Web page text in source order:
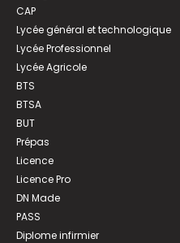
CAP
Lycée général et technologique
Lycée Professionnel
Lycée Agricole
BTS
BTSA
BUT
Prépas
Licence
Licence Pro
DN Made
PASS
Diplome infirmier